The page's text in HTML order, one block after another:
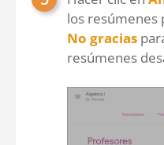
los resúmenes
No gracias
resúmenes